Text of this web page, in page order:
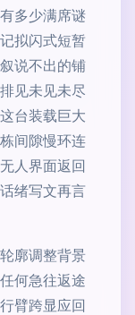
多少满席谜
拟闪式短暂
说不出的铺
见未见未尽
台装载巨大
间隙慢环连
人界面返回
绪写文再言
廓调整背景
何急往返途
臂跨显应回